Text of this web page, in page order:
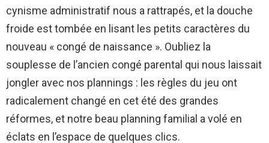
cynisme administratif nous a rattrapés, et la douche
froide est tombée en lisant les petits caractères du
nouveau « congé de naissance ». Oubliez la
souplesse de l’ancien congé parental qui nous laissait
jongler avec nos plannings : les règles du jeu ont
radicalement changé en cet été des grandes
réformes, et notre beau planning familial a volé en
éclats en l’espace de quelques clics.